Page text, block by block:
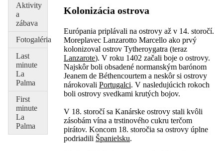
Aktivity
a
zábava
Fotogaléria
Last
minute
La
Palma
First
minute
La
Palma
Kolonizácia ostrova
Európania priplávali na ostrovy až v 14. storočí.
Moreplavec Lanzarotto Marcello ako prvý
kolonizoval ostrov Tytheroygatra (teraz
Lanzarote). V roku 1402 začali boje o ostrovy.
Najskôr boli obsadené normanským barónom
Jeanem de Béthencourtem a neskôr si ostrovy
nárokovali Portugalci. V nasledujúcich rokoch
boli ostrovy svedkami krutých bojov.
V 18. storočí sa Kanárske ostrovy stali kvôli
zásobám vína a trstinového cukru terčom
pirátov. Koncom 18. storočia sa ostrovy úplne
podriadili Španielsku.